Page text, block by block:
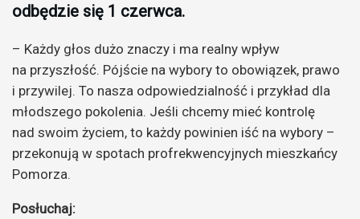
odbędzie się 1 czerwca.
– Każdy głos dużo znaczy i ma realny wpływ
na przyszłość. Pójście na wybory to obowiązek, prawo
i przywilej. To nasza odpowiedzialność i przykład dla
młodszego pokolenia. Jeśli chcemy mieć kontrolę
nad swoim życiem, to każdy powinien iść na wybory –
przekonują w spotach profrekwencyjnych mieszkańcy
Pomorza.
Posłuchaj: